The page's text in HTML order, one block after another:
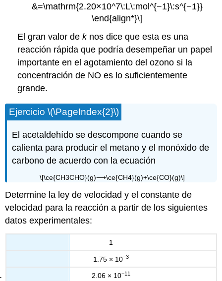
&=\mathrm{2.20×10^7\:L\:mol^{−1}\:s^{−1}}
\end{align*}\]
El gran valor dek nos dice que esta es una
reacción rápida que podría desempeñar un papel
importante en el agotamiento del ozono si la
concentración de NO es lo suficientemente
grande.
Ejercicio \(\PageIndex{2}\)
El acetaldehído se descompone cuando se
calienta para producir el metano y el monóxido de
carbono de acuerdo con la ecuación
\[\ce{CH3CHO}(g)⟶\ce{CH4}(g)+\ce{CO}(g)\]
Determine la ley de velocidad y el constante de
velocidad para la reacción a partir de los siguientes
datos experimentales:
1
1.75 × 10−3
2.06 × 10−11